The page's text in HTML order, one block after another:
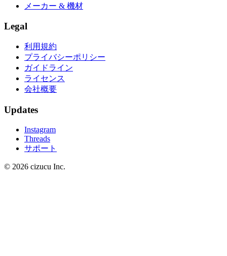
メーカー & 機材
Legal
利用規約
プライバシーポリシー
ガイドライン
ライセンス
会社概要
Updates
Instagram
Threads
サポート
© 2026 cizucu Inc.